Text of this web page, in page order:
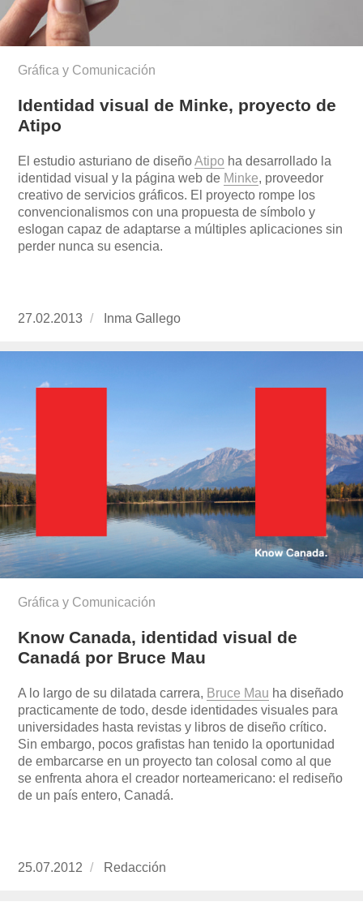
Gráfica y Comunicación
Identidad visual de Minke, proyecto de
Atipo
El estudio asturiano de diseñoAtipo ha desarrollado la
identidad visual y la página web de Minke, proveedor
creativo de servicios gráficos. El proyecto rompe los
convencionalismos con una propuesta de símbolo y
eslogan capaz de adaptarse a múltiples aplicaciones sin
perder nunca su esencia.
Publicado
27.02.2013 https://www.experimenta.es/author/
Inma Gallego
Gráfica y Comunicación
Know Canada, identidad visual de
Canadá por Bruce Mau
A lo largo de su dilatada carrera, Bruce Mau ha diseñado
practicamente de todo, desde identidades visuales para
universidades hasta revistas y libros de diseño crítico.
Sin embargo, pocos grafistas han tenido la oportunidad
de embarcarse en un proyecto tan colosal como al que
se enfrenta ahora el creador norteamericano: el rediseño
de un país entero, Canadá.
Publicado
25.07.2012 https://www.experimenta.es/author/redaccion/
Redacción